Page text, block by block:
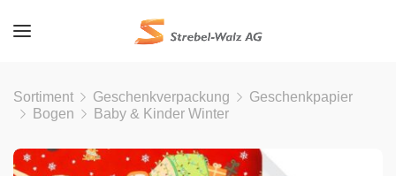
Sortiment Geschenkverpackung
Geschenkpapier
Bogen
Baby & Kinder Winter